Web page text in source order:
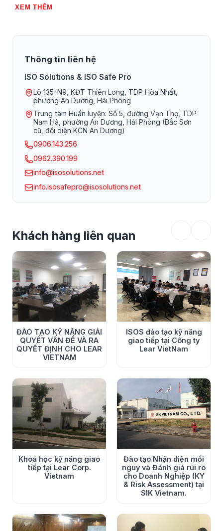
potential. Your job is to unleash that extra fifty percent.
XEM THÊM
Thông tin liên hệ
ISO Solutions & ISO Safe Pro
Lô 135-N9, KĐT Thiên Long, TDP Hòa Nhất,
phường An Dương, Hải Phòng
Trung tâm Huấn luyện: Số 5, đường Vạn Thọ, TDP
Nam Hà, phường An Dương, Hải Phòng (Bắc Sơn
cũ, đối diện KCN An Dương)
0906.143.256
0962.390.199
info@isosolutions.net
info.isosafepro@isosolutions.net
Khách hàng liên quan
ĐÀO TẠO KỸ NĂNG GIẢI
QUYẾT VẤN ĐỀ VÀ RA
QUYẾT ĐỊNH CHO LEAR
VIETNAM
ISOS đào tạo kỹ năng
giao tiếp tại Công ty
Lear VietNam
Khoá học kỹ năng giao
tiếp tại Lear Corp.
Vietnam
Đào tạo Nhận diện mối
nguy và Đánh giá rủi ro
cho Doanh Nghiệp (KY
& Risk Assessment) tại
SIK Vietnam.